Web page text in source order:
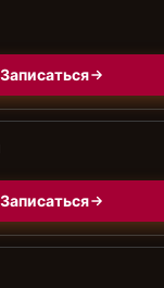
Записаться
Записаться